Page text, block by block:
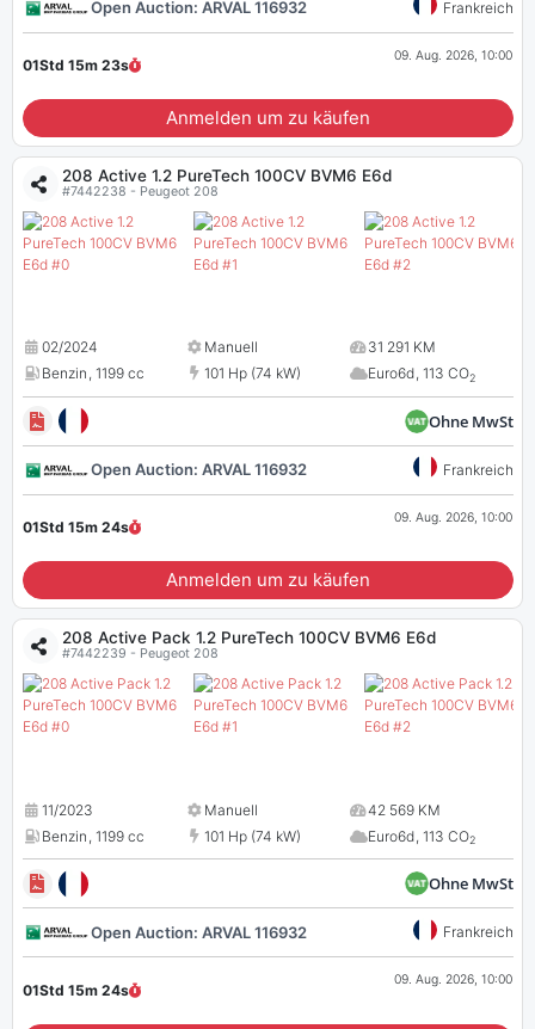
Open Auction: ARVAL 116932 Frankreich
01Std 15m 23s
09. Aug. 2026, 10:00
Anmelden um zu käufen
208 Active 1.2 PureTech 100CV BVM6 E6d
#7442238 - Peugeot 208
02/2024 Manuell
31 291 KM
Benzin, 1199 cc 101 Hp (74 kW) Euro6d, 113 CO2
Ohne MwSt
Open Auction: ARVAL 116932 Frankreich
01Std 15m 23s
09. Aug. 2026, 10:00
Anmelden um zu käufen
208 Active Pack 1.2 PureTech 100CV BVM6 E6d
#7442239 - Peugeot 208
11/2023 Manuell
42 569 KM
Benzin, 1199 cc 101 Hp (74 kW) Euro6d, 113 CO2
Ohne MwSt
Open Auction: ARVAL 116932 Frankreich
01Std 15m 23s
09. Aug. 2026, 10:00